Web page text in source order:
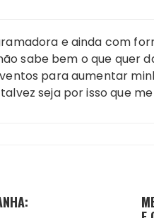
e ainda com
sabe bem o que quer
para aumentar
seja por isso que